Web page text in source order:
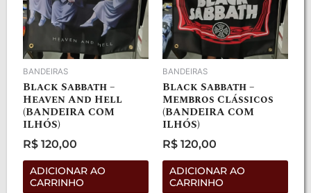
BANDEIRAS
Black Sabbath –
Heaven And Hell
(BANDEIRA COM
ILHÓS)
Avaliação
0
R$ 120,00
ADICIONAR AO
CARRINHO
BANDEIRAS
Black Sabbath –
Membros Clássicos
(BANDEIRA COM
ILHÓS)
Avaliação
0
R$ 120,00
ADICIONAR AO
CARRINHO